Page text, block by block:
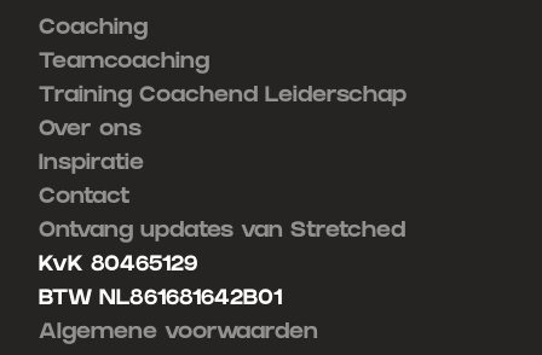
Coaching
Teamcoaching
Training Coachend Leiderschap
Over ons
Inspiratie
Contact
Ontvang updates van Stretched
KvK 80465129
BTW NL861681642B01
Algemene voorwaarden